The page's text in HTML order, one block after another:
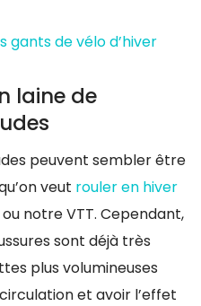
gants de vélo d’hiver
laine de
peuvent sembler être
veut rouler en hiver
ou notre VTT. Cependant,
sont déjà très
plus volumineuses
et avoir l’effet